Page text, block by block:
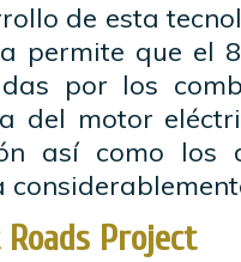
de esta
permite que el
por los
del motor
así como los
Project